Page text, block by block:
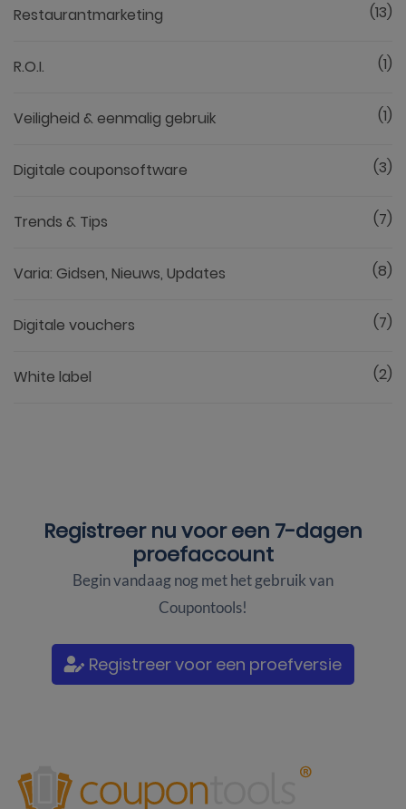
Restaurantmarketing (13)
R.O.I. (1)
Veiligheid & eenmalig gebruik (1)
Digitale couponsoftware (3)
Trends & Tips (7)
Varia: Gidsen, Nieuws, Updates (8)
Digitale vouchers (7)
White label (2)
Registreer nu voor een 7-dagen
proefaccount
Begin vandaag nog met het gebruik van
Coupontools!
Registreer voor een proefversie